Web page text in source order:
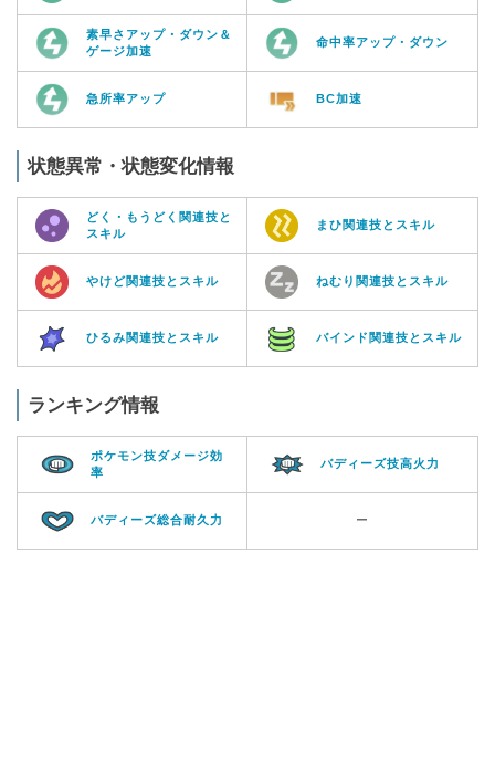
素早さアップ・ダウン＆
ゲージ加速
命中率アップ・ダウン
急所率アップ BC加速
状態異常・状態変化情報
どく・もうどく関連技と
スキル
まひ関連技とスキル
やけど関連技とスキル ねむり関連技とスキル
ひるみ関連技とスキル バインド関連技とスキル
ランキング情報
ポケモン技ダメージ効
率
バディーズ技高火力
バディーズ総合耐久力 ー